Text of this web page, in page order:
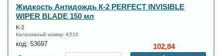
Жидкость Антидождь К-2 PERFECT INVISIBLE
WIPER BLADE 150 мл
K-2
Каталожный номер: K510
код: 53697 102,84